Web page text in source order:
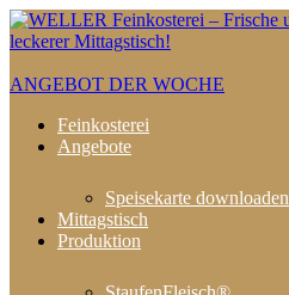
ANGEBOT DER WOCHE
Feinkosterei
Angebote
Speisekarte downloaden
Mittagstisch
Produktion